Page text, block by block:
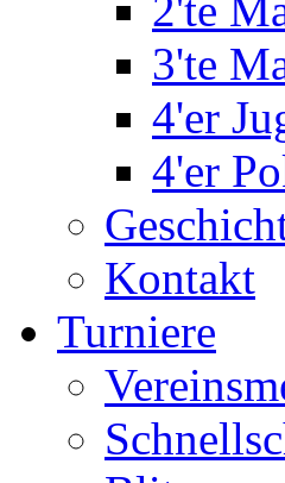
3'te
4'er
4'er
Kontakt
Turniere